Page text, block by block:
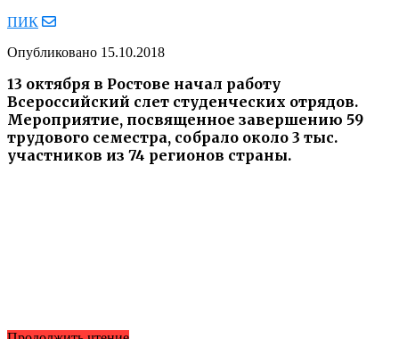
ПИК
Опубликовано 15.10.2018
13 октября в Ростове начал работу
Всероссийский слет студенческих отрядов.
Мероприятие, посвященное завершению 59
трудового семестра, собрало около 3 тыс.
участников из 74 регионов страны.